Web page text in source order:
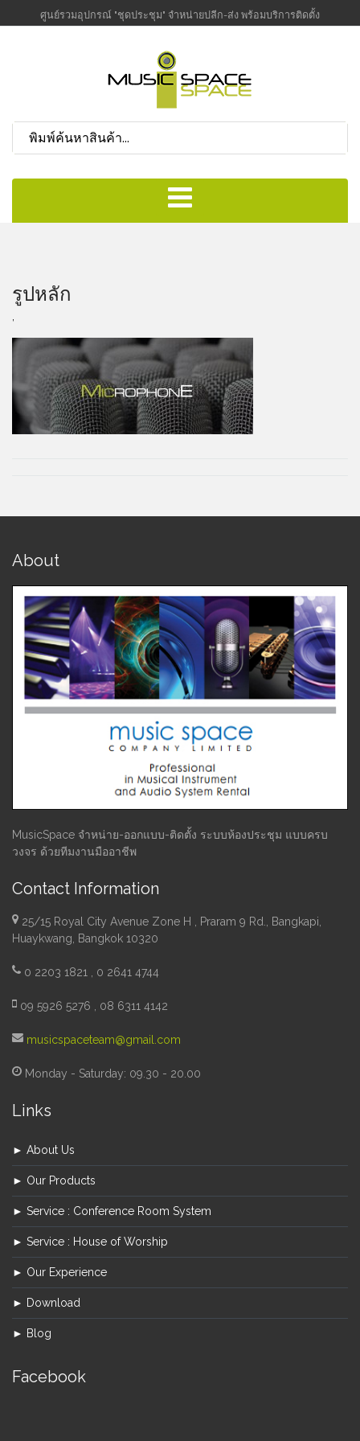
ศูนย์รวมอุปกรณ์ "ชุดประชุม" จำหน่ายปลีก-ส่ง พร้อมบริการติดตั้ง
รูปหลัก
About
MusicSpace จำหน่าย-ออกแบบ-ติดตั้ง ระบบห้องประชุม แบบครบ
วงจร ด้วยทีมงานมืออาชีพ
Contact Information
25/15 Royal City Avenue Zone H , Praram 9 Rd., Bangkapi,
Huaykwang, Bangkok 10320
0 2203 1821 , 0 2641 4744
09 5926 5276 , 08 6311 4142
musicspaceteam@gmail.com
Monday - Saturday: 09.30 - 20.00
Links
► About Us
► Our Products
► Service : Conference Room System
► Service : House of Worship
► Our Experience
► Download
► Blog
Facebook